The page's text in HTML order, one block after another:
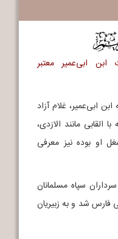
ابی‌عمیر معتبر
ابی‌عمیر، غلام آزاد
مانند الازدی،
او بوده نیز معرفی
سپاه مسلمانان
فارس شد و به زبیریان